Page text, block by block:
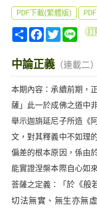
PDF下載(繁體版)
分
享
Facebook
TwitterLine訂
中論正義（連載二）
本期內容：承續前期，
薩」此一於成佛之道中
舉示迦旃延尼子所造《
文，對其釋義中不如理
偏差的根本原因，係由
能實證涅槃本際自心如
菩薩之定義：「於《般
切法無實、無生亦無